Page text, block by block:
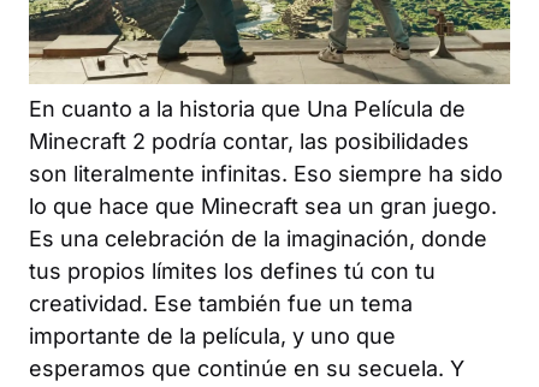
En cuanto a la historia que Una Película de
Minecraft 2 podría contar, las posibilidades
son literalmente infinitas. Eso siempre ha sido
lo que hace que Minecraft sea un gran juego.
Es una celebración de la imaginación, donde
tus propios límites los defines tú con tu
creatividad. Ese también fue un tema
importante de la película, y uno que
esperamos que continúe en su secuela. Y